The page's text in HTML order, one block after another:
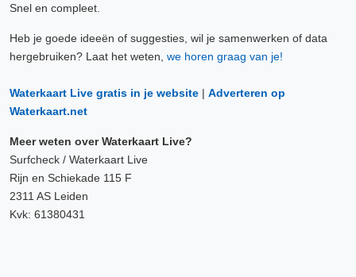
Snel en compleet.
Heb je goede ideeën of suggesties, wil je samenwerken of data
hergebruiken? Laat het weten, we horen graag van je!
Waterkaart Live gratis in je website | Adverteren op
Waterkaart.net
Meer weten over Waterkaart Live?
Surfcheck / Waterkaart Live
Rijn en Schiekade 115 F
2311 AS Leiden
Kvk: 61380431